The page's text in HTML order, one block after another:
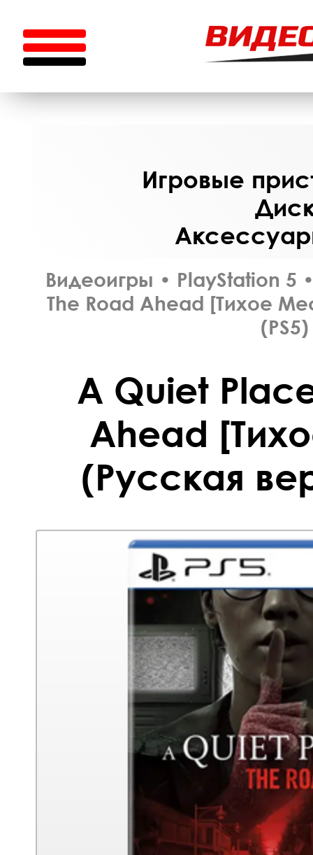
Игровые
Видеоигры • PlayStation 5
The Road Ahead [Тихое
(PS5)
A Quiet
Ahead
(Русская